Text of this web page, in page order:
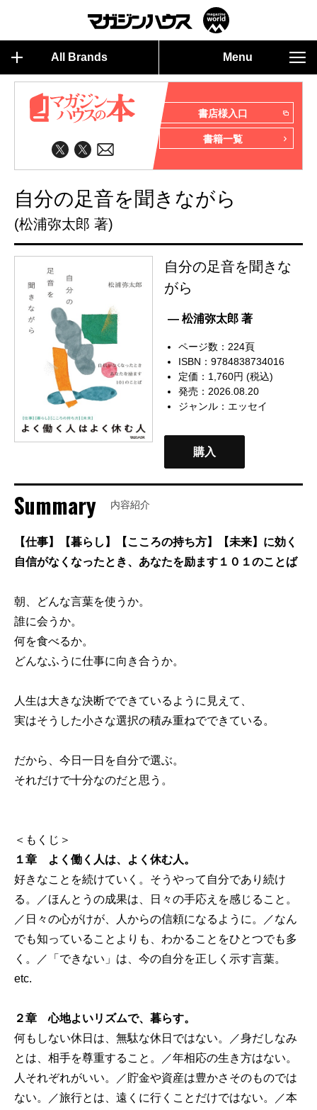
All Brands Menu
書店様入口
書籍一覧
自分の足音を聞きながら
(松浦弥太郎 著)
自分の足音を聞きな
がら
— 松浦弥太郎 著
ページ数：224頁
ISBN：9784838734016
定価：1,760円 (税込)
発売：2026.08.20
ジャンル： エッセイ
購入
Summary 内容紹介
【仕事】【暮らし】【こころの持ち方】【未来】に効く
自信がなくなったとき、あなたを励ます１０１のことば
朝、どんな言葉を使うか。
誰に会うか。
何を食べるか。
どんなふうに仕事に向き合うか。
人生は大きな決断でできているように見えて、
実はそうした小さな選択の積み重ねでできている。
だから、今日一日を自分で選ぶ。
それだけで十分なのだと思う。
＜もくじ＞
１章 よく働く人は、よく休む人。
好きなことを続けていく。そうやって自分であり続け
る。／ほんとうの成果は、日々の手応えを感じること。
／日々の心がけが、人からの信頼になるように。／なん
でも知っていることよりも、わかることをひとつでも多
く。／「できない」は、今の自分を正しく示す言葉。
etc.
２章 心地よいリズムで、暮らす。
何もしない休日は、無駄な休日ではない。／身だしなみ
とは、相手を尊重すること。／年相応の生き方はない。
人それぞれがいい。／貯金や資産は豊かさそのものでは
ない。／旅行とは、遠くに行くことだけではない。／本